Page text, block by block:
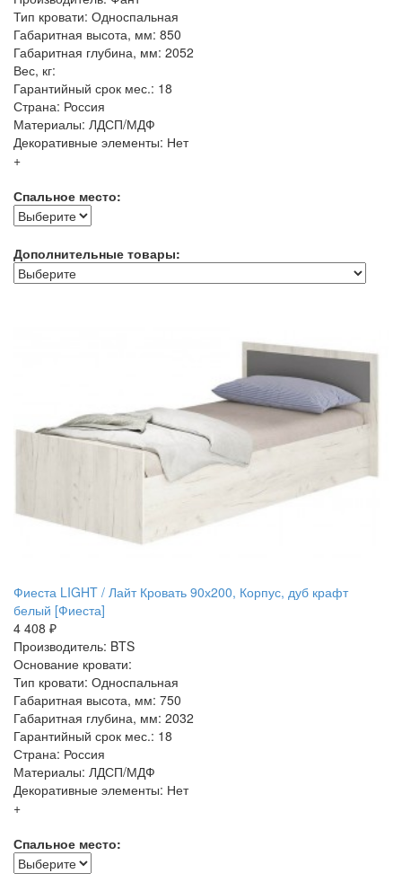
Тип кровати: Односпальная
Габаритная высота, мм: 850
Габаритная глубина, мм: 2052
Вес, кг:
Гарантийный срок мес.: 18
Страна: Россия
Материалы: ЛДСП/МДФ
Декоративные элементы: Нет
+
Спальное место:
Дополнительные товары:
Фиеста LIGHT / Лайт Кровать 90х200, Корпус, дуб крафт
белый [Фиеста]
4 408 ₽
Производитель: BTS
Основание кровати:
Тип кровати: Односпальная
Габаритная высота, мм: 750
Габаритная глубина, мм: 2032
Гарантийный срок мес.: 18
Страна: Россия
Материалы: ЛДСП/МДФ
Декоративные элементы: Нет
+
Спальное место: